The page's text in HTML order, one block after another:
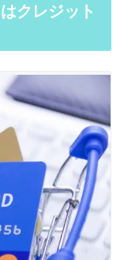
クレジット